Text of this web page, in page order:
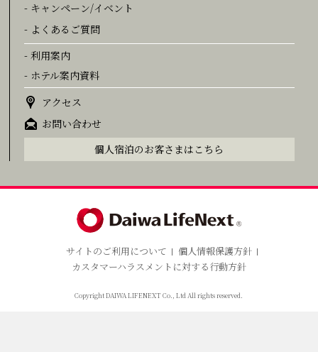
- キャンペーン/イベント
- よくあるご質問
- 利用案内
- ホテル案内資料
アクセス
お問い合わせ
個人宿泊のお客さまはこちら
サイトのご利用について
個人情報保護方針
カスタマーハラスメントに対する行動方針
Copyright DAIWA LIFENEXT Co., Ltd All rights reserved.